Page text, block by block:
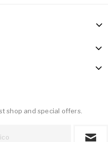
shop and special offers.